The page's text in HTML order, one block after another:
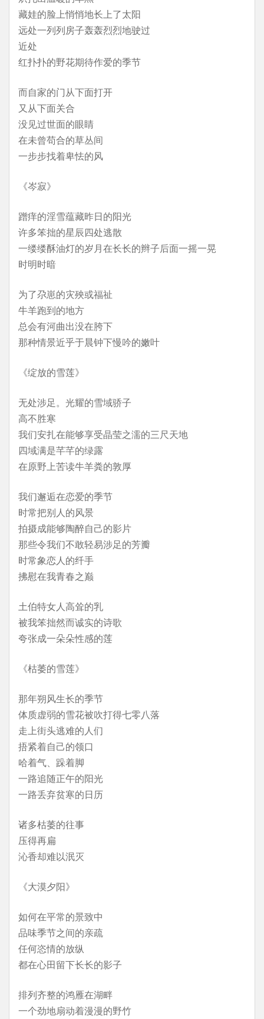
藏娃的脸上悄悄地长上了太阳
远处一列列房子轰轰烈烈地驶过
近处
红扑扑的野花期待作爱的季节
而自家的门从下面打开
又从下面关合
没见过世面的眼睛
在未曾苟合的草丛间
一步步找着卑怯的风
《岑寂》
蹭痒的淫雪蕴藏昨日的阳光
许多笨拙的星辰四处逃散
一缕缕酥油灯的岁月在长长的辫子后面一摇一晃
时明时暗
为了尕崽的灾殃或福祉
牛羊跑到的地方
总会有河曲出没在胯下
那种情景近乎于晨钟下慢吟的嫩叶
《绽放的雪莲》
无处涉足。光耀的雪域骄子
高不胜寒
我们安扎在能够享受晶莹之濡的三尺天地
四域满是芊芊的绿露
在原野上苦读牛羊粪的敦厚
我们邂逅在恋爱的季节
时常把别人的风景
拍摄成能够陶醉自己的影片
那些令我们不敢轻易涉足的芳瓣
时常象恋人的纤手
拂慰在我青春之巅
土伯特女人高耸的乳
被我笨拙然而诚实的诗歌
夸张成一朵朵性感的莲
《枯萎的雪莲》
那年朔风生长的季节
体质虚弱的雪花被吹打得七零八落
走上街头逃难的人们
捂紧着自己的领口
哈着气、跺着脚
一路追随正午的阳光
一路丢弃贫寒的日历
诸多枯萎的往事
压得再扁
沁香却难以泯灭
《大漠夕阳》
如何在平常的景致中
品味季节之间的亲疏
任何恣情的放纵
都在心田留下长长的影子
排列齐整的鸿雁在湖畔
一个劲地扇动着漫漫的野竹